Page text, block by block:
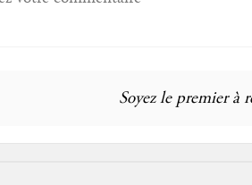
Soyez le premier à